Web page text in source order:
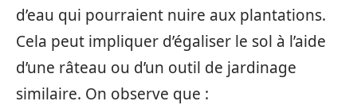
d’eau qui pourraient nuire aux plantations.
Cela peut impliquer d’égaliser le sol à l’aide
d’une râteau ou d’un outil de jardinage
similaire. On observe que :